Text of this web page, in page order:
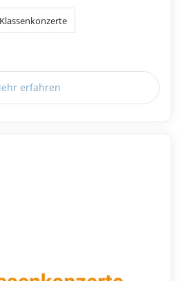
Klassenkonzerte
erfahren